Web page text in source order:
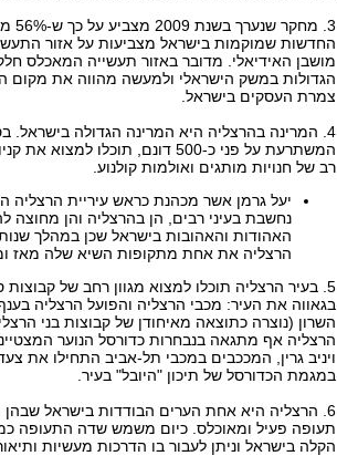
3.
החדשות שמוקמות בישראל מצביעות על אזור
מושבן האידיאלי. מדובר באזור תעשייה המאכלס
הגדולות במשק הישראלי ולמעשה מהווה את מקום
צמרת העסקים בישראל.
4. המרינה בהרצליה היא המרינה הגדולה בישראל.
המשתרעת על פני כ-500 דונם, תוכלו
רב של חנויות מותגים ואולמות קולנוע.
נחשבת בעיני רבים, הן בהרצליה והן
האהודות והאהובות בישראל שכן במהלך
הרצליה את אחת מתקופות השיא שלה מאז
5. בעיר הרצליה תוכלו למצוא מגוון רחב של
בגאווה את העיר: מכבי הרצליה והפועל הרצליה
השרון (נוצרה כתוצאה מאיחודן של קבוצות בני
הרצליה אף מתגאה בנבחרות כדורסל הנוער
ויניב גרין, המככבים במכבי תל-אביב התחילו את
במגמת הכדורסל של תיכון "היובל" בעיר.
6. הרצליה היא אחת הערים הבודדות בישראל
תעופה פעיל ומאוכלס. כיום משמש שדה התעופה
הקלה בישראל וניתן לעבור בו הדרכות מעשיות